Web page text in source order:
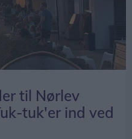
til Nørlev
tuk'er ind ved